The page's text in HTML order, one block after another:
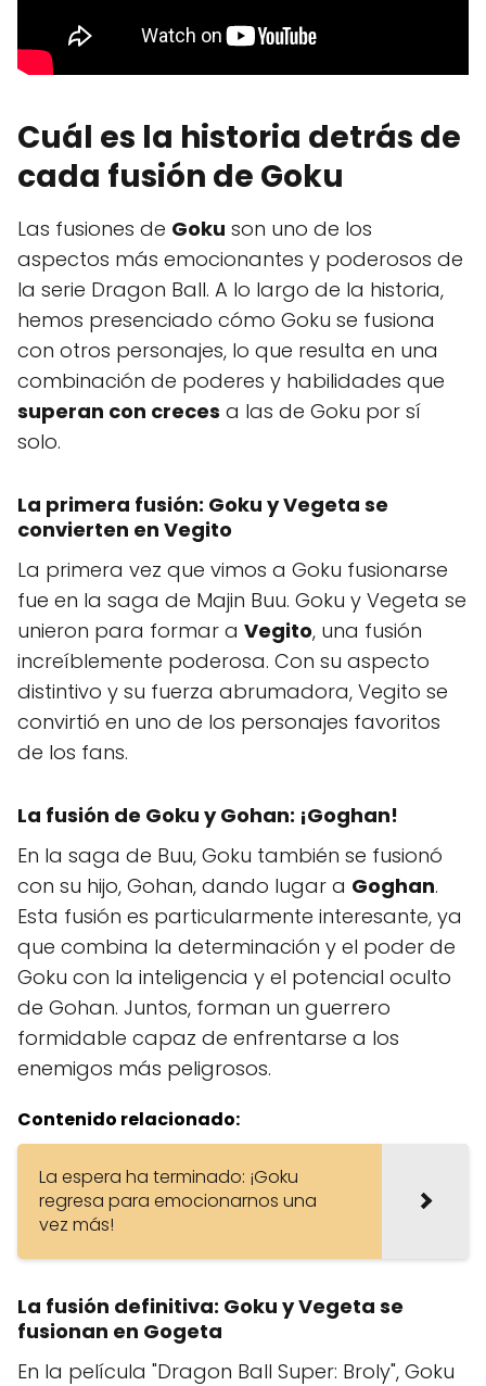
Cuál es la historia detrás de
cada fusión de Goku
Las fusiones de Goku son uno de los
aspectos más emocionantes y poderosos de
la serie Dragon Ball. A lo largo de la historia,
hemos presenciado cómo Goku se fusiona
con otros personajes, lo que resulta en una
combinación de poderes y habilidades que
superan con creces a las de Goku por sí
solo.
La primera fusión: Goku y Vegeta se
convierten en Vegito
La primera vez que vimos a Goku fusionarse
fue en la saga de Majin Buu. Goku y Vegeta se
unieron para formar a Vegito, una fusión
increíblemente poderosa. Con su aspecto
distintivo y su fuerza abrumadora, Vegito se
convirtió en uno de los personajes favoritos
de los fans.
La fusión de Goku y Gohan: ¡Goghan!
En la saga de Buu, Goku también se fusionó
con su hijo, Gohan, dando lugar a Goghan.
Esta fusión es particularmente interesante, ya
que combina la determinación y el poder de
Goku con la inteligencia y el potencial oculto
de Gohan. Juntos, forman un guerrero
formidable capaz de enfrentarse a los
enemigos más peligrosos.
Contenido relacionado:
La espera ha terminado: ¡Goku
regresa para emocionarnos una
vez más!
La fusión definitiva: Goku y Vegeta se
fusionan en Gogeta
En la película "Dragon Ball Super: Broly", Goku